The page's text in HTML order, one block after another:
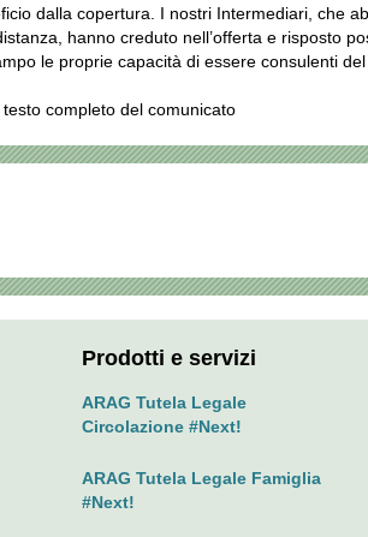
dalla copertura. I nostri Intermediari, che
hanno creduto nell’offerta e risposto
le proprie capacità di essere consulenti del
completo del comunicato
Prodotti e servizi
ARAG Tutela Legale
Circolazione #Next!
ARAG Tutela Legale Famiglia
#Next!